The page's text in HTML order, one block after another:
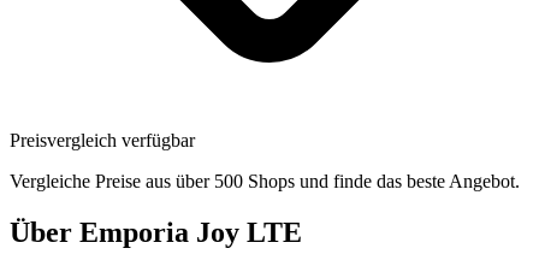
Preisvergleich verfügbar
Vergleiche Preise aus über 500 Shops und finde das beste Angebot.
Über Emporia Joy LTE